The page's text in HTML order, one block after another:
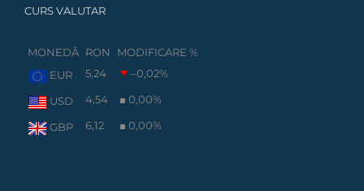
CURS VALUTAR
MONEDĂ RON
MODIFICARE %
EUR
5,24 –0,02%
USD 4,54 0,00%
GBP 6,12 0,00%